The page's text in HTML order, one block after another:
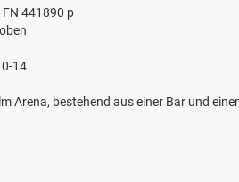
441890 p
14
Arena, bestehend aus einer Bar und